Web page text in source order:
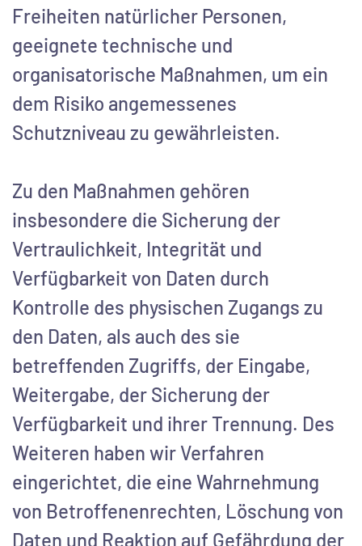
Freiheiten natürlicher Personen,
geeignete technische und
organisatorische Maßnahmen, um ein
dem Risiko angemessenes
Schutzniveau zu gewährleisten.
Zu den Maßnahmen gehören
insbesondere die Sicherung der
Vertraulichkeit, Integrität und
Verfügbarkeit von Daten durch
Kontrolle des physischen Zugangs zu
den Daten, als auch des sie
betreffenden Zugriffs, der Eingabe,
Weitergabe, der Sicherung der
Verfügbarkeit und ihrer Trennung. Des
Weiteren haben wir Verfahren
eingerichtet, die eine Wahrnehmung
von Betroffenenrechten, Löschung von
Daten und Reaktion auf Gefährdung der